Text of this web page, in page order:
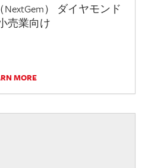
） ダイヤモンド
売業向け
MORE